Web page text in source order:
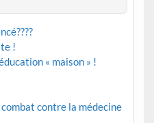
!
« maison » !
contre la médecine